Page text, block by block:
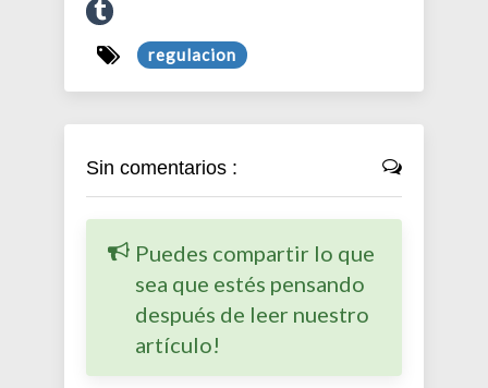
regulacion
Sin comentarios :
Puedes compartir lo que
sea que estés pensando
después de leer nuestro
artículo!